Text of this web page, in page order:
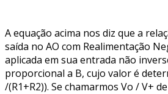
A equação acima nos diz que a
saída no AO com Realimentação
aplicada em sua entrada não
proporcional a B, cujo valor é
/(R1+R2)). Se chamarmos Vo / V+